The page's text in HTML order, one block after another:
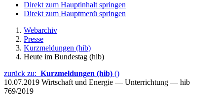
Direkt zum Hauptinhalt springen
Direkt zum Hauptmenü springen
Webarchiv
Presse
Kurzmeldungen (hib)
Heute im Bundestag (hib)
zurück zu: Kurzmeldungen (hib) ()
10.07.2019 Wirtschaft und Energie — Unterrichtung — hib
769/2019